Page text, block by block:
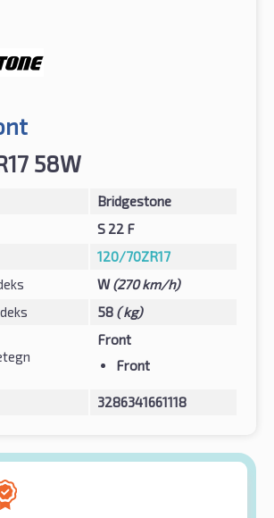
58W
Bridgestone
S 22 F
120/70ZR17
W(270 km/h)
58 ( kg)
Front
Front
3286341661118